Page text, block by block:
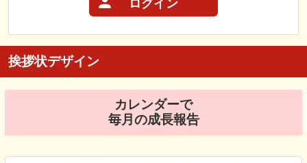
ログイン
挨拶状デザイン
カレンダーで
毎月の成長報告